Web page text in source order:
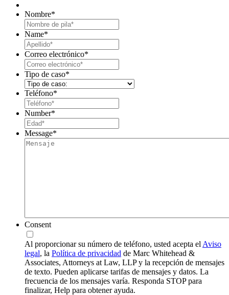
Nombre*
Name*
Correo electrónico*
Tipo de caso*
Teléfono*
Number*
Message*
Consent
Al proporcionar su número de teléfono, usted acepta el Aviso
legal, la Política de privacidad de Marc Whitehead &
Associates, Attorneys at Law, LLP y la recepción de mensajes
de texto. Pueden aplicarse tarifas de mensajes y datos. La
frecuencia de los mensajes varía. Responda STOP para
finalizar, Help para obtener ayuda.